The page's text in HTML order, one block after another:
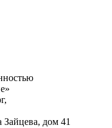
Зайцева, дом 41